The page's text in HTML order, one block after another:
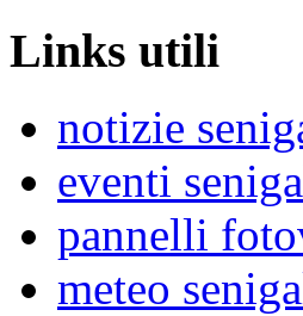
Links utili
notizie
eventi
pannelli
meteo